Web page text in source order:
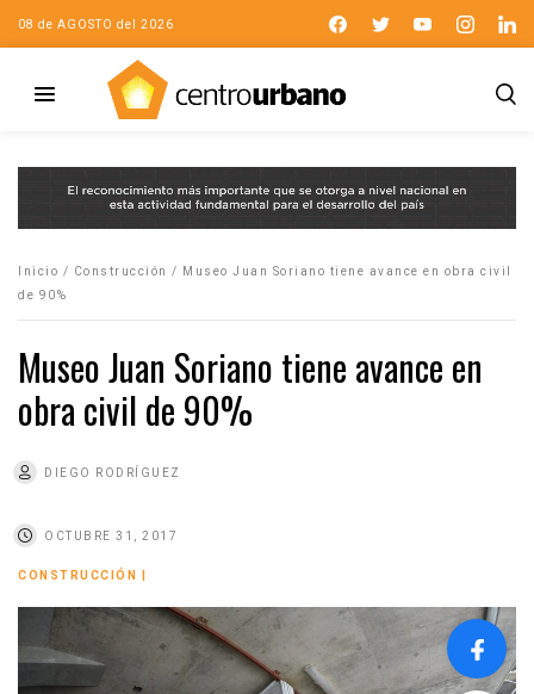
08 de AGOSTO del 2026
Inicio / Construcción /
Museo Juan Soriano tiene avance en obra civil
de 90%
Museo Juan Soriano tiene avance en
obra civil de 90%
DIEGO RODRÍGUEZ
OCTUBRE 31, 2017
CONSTRUCCIÓN